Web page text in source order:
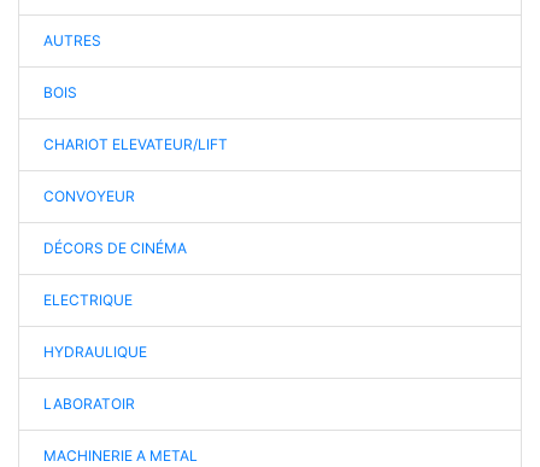
AUTRES
BOIS
CHARIOT ELEVATEUR/LIFT
CONVOYEUR
DÉCORS DE CINÉMA
ELECTRIQUE
HYDRAULIQUE
LABORATOIR
MACHINERIE A METAL